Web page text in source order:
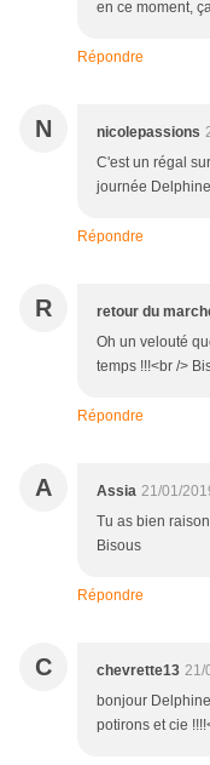
en ce moment,
Répondre
N nicolepassions
C'est un régal
journée Delphine
Répondre
R retour du
Oh un velouté
temps !!!<br />
Répondre
A Assia 21/01/
Tu as bien
Bisous
Répondre
C chevrette13 21/
bonjour
potirons et cie